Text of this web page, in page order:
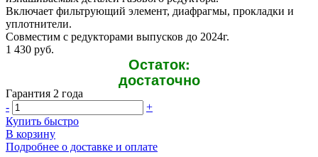
Включает фильтрующий элемент, диафрагмы, прокладки и
уплотнители.
Совместим с редукторами выпусков до 2024г.
1 430 руб.
Остаток:
достаточно
Гарантия 2 года
-
+
Купить быстро
В корзину
Подробнее о доставке и оплате